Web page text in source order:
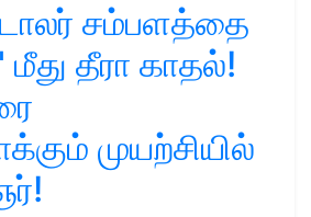
சம்பளத்தை
மீது தீரா காதல்!
முயற்சியில்